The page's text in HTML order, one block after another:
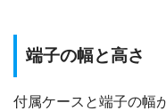
端子の幅と高さ
付属ケースと端子の幅